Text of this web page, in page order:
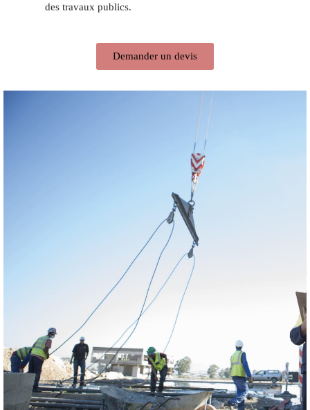
des travaux publics.
Demander un devis